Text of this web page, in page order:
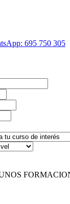
695 750 305